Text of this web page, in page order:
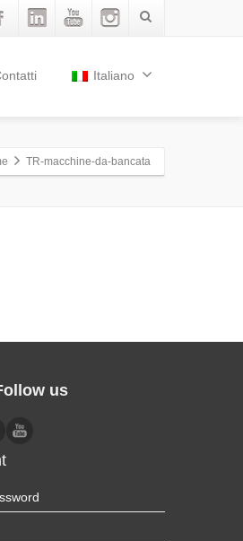
Italiano
TR-macchine-da-bancata
us